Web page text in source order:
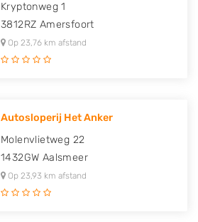
Kryptonweg 1
3812RZ Amersfoort
Op 23,76 km afstand
Autosloperij Het Anker
Molenvlietweg 22
1432GW Aalsmeer
Op 23,93 km afstand